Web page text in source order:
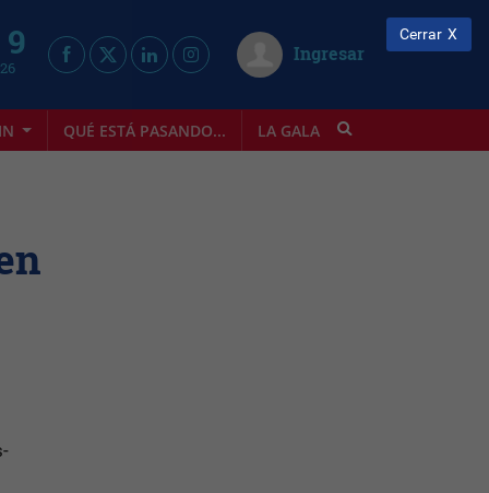
Ingresar
QUÉ ESTÁ PASANDO... LA GALA INFOSTYLE
Cerrar